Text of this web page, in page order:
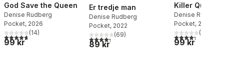
röster:
God Save the Queen
Denise Rudberg
Pocket, 2026
4,7utav 5 stjärnor. Totalt antal röster:
(14)
99 kr
Er tredje man
Denise Rudberg
Pocket, 2022
4,3utav 5 stjärnor. Totalt antal röster:
(69)
89 kr
Killer Queen
Denise Rudberg
Pocket, 2025
4,3utav 5(
99 kr